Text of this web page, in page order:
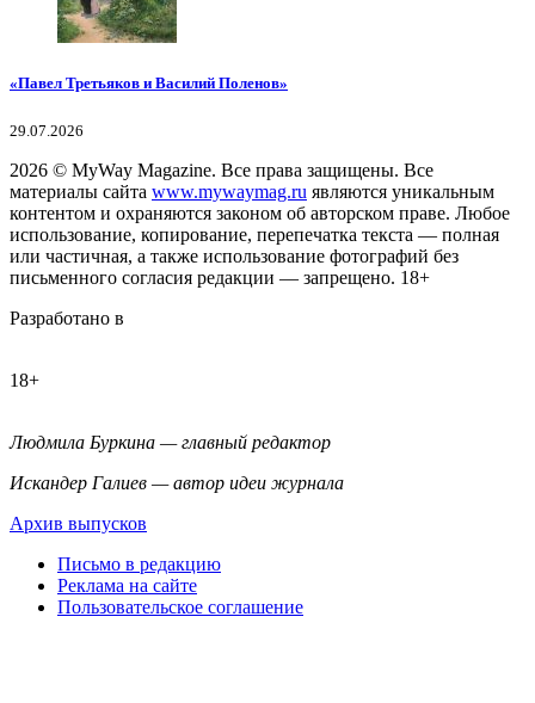
«Павел Третьяков и Василий Поленов»
29.07.2026
2026 © MyWay Magazine. Все права защищены. Все
материалы сайта www.mywaymag.ru являются уникальным
контентом и охраняются законом об авторском праве. Любое
использование, копирование, перепечатка текста — полная
или частичная, а также использование фотографий без
письменного согласия редакции — запрещено. 18+
Разработано в
18+
Людмила Буркина — главный редактор
Искандер Галиев — автор идеи журнала
Архив выпусков
Письмо в редакцию
Реклама на сайте
Пользовательское соглашение